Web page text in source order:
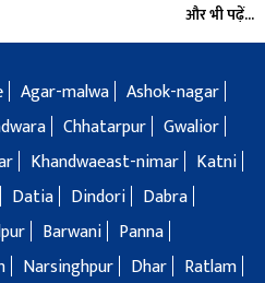
और भी पढ़ें...
Agar-malwa Ashok-nagar
Chhatarpur Gwalior
Khandwaeast-nimar
Katni
Datia Dindori
Dabra
Barwani
Panna
Narsinghpur Dhar
Ratlam